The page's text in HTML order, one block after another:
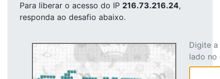
Para liberar o acesso do IP 216.73.216.24,
responda ao desafio abaixo.
Digite
lado no